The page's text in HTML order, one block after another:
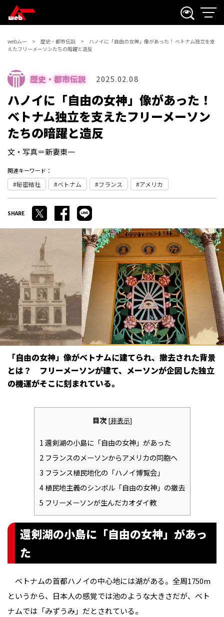
webムー 歴史・都市伝説
ハノイに「自由の女神」像があった！ ベトナム独立を支
えたフリーメーソンたちの暗躍と造反
歴史・都市伝説 2025.02.08
ハノイに「自由の女神」像があった！
ベトナム独立を支えたフリーメーソン
たちの暗躍と造反
文・写真＝新妻東一
関連キーワード：
秘密結社 ベトナム フランス アメリカ
「自由の女神」像がベトナムに建てられ、撤去された背景
とは？ フリーメーソンが建て、メーソンが企図した独立
の機運がそこに刻まれている。
目次 [非表示]
1還剣湖の小島に「自由の女神」があった
2フランスのメーソンからアメリカの同胞へ
3 フランス植民地化の「ハノイ博覧会」
4植民地主義のシンボル「自由の女神」の撤去
5 フリーメーソンが生んだカオダイ教
還剣湖の小島に「自由の女神」があっ
た
ベトナムの首都ハノイの中心地には湖がある。全周1750m
というから、日本人の感覚では池のような大きさだが、ベト
ナムでは「みずうみ」だとされている。